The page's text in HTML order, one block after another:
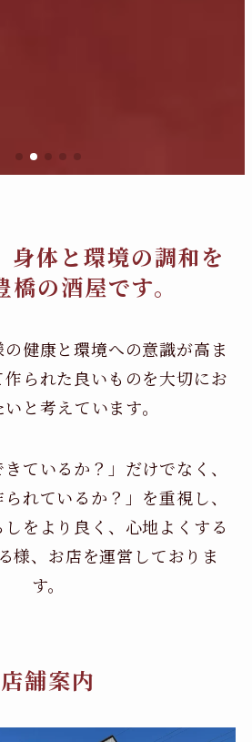
身体と環境の調和を
橋の酒屋です。
健康と環境への意識が高ま
られた良いものを大切にお
と考えています。
きているか？」だけでなく、
られているか？」を重視し、
をより良く、心地よくする
様、お店を運営しておりま
す。
店舗案内